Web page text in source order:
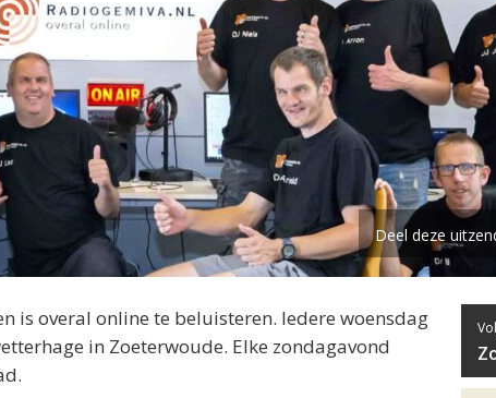
Deel deze
is overal online te beluisteren. Iedere woensdag
in Zoeterwoude. Elke zondagavond